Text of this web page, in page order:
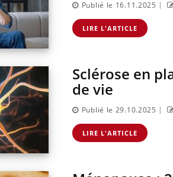
Publié le 16.11.2025 |
LIRE L'ARTICLE
Sclérose en
de vie
Publié le 29.10.2025 |
LIRE L'ARTICLE